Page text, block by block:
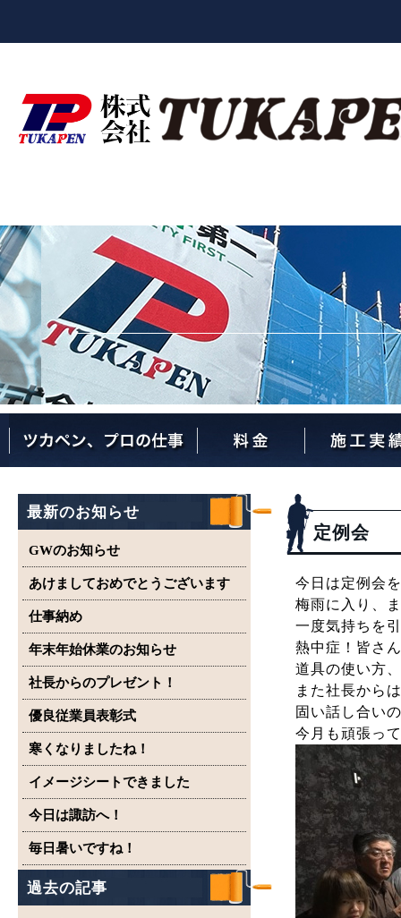
最新のお知らせ
GWのお知らせ
あけましておめでとうございます
仕事納め
年末年始休業のお知らせ
社長からのプレゼント！
優良従業員表彰式
寒くなりましたね！
イメージシートできました
今日は諏訪へ！
毎日暑いですね！
過去の記事
定例会
今日は定例会
梅雨に入り、
一度気持ちを
熱中症！皆さ
道具の使い方
また社長から
固い話し合い
今月も頑張っ